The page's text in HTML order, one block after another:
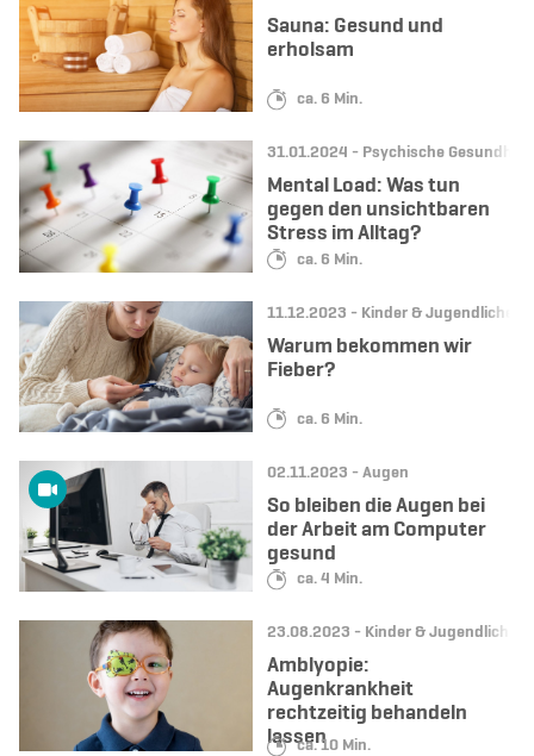
Lesedauer:
ca. 6 Min.
Sauna: Gesund und
erholsam
Datum:
31.01.2024 - Kategorie:
Psychische Gesundheit
Lesedauer:
ca. 6 Min.
Mental Load: Was tun
gegen den unsichtbaren
Stress im Alltag?
Datum:
11.12.2023 - Kategorie:
Kinder & Jugendliche
Lesedauer:
ca. 6 Min.
Warum bekommen wir
Fieber?
Datum:
02.11.2023 - Kategorie:
Augen
Lesedauer:
ca. 4 Min.
So bleiben die Augen bei
der Arbeit am Computer
gesund
Datum:
23.08.2023 - Kategorie:
Kinder & Jugendliche
Lesedauer:
ca. 10 Min.
Amblyopie:
Augenkrankheit
rechtzeitig behandeln
lassen